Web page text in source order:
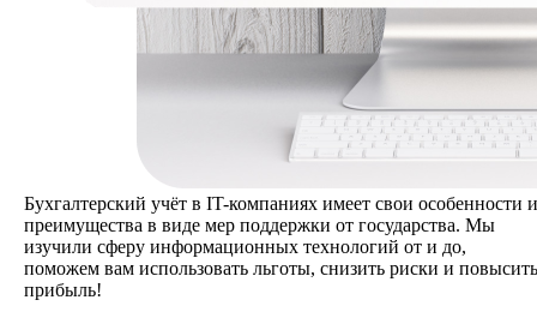
Бухгалтерский учёт в IT-компаниях имеет свои особенности и
преимущества в виде мер поддержки от государства. Мы
изучили сферу информационных технологий от и до,
поможем вам использовать льготы, снизить риски и повысить
прибыль!